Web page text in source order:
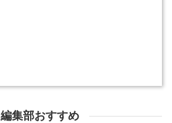
編集部おすすめ